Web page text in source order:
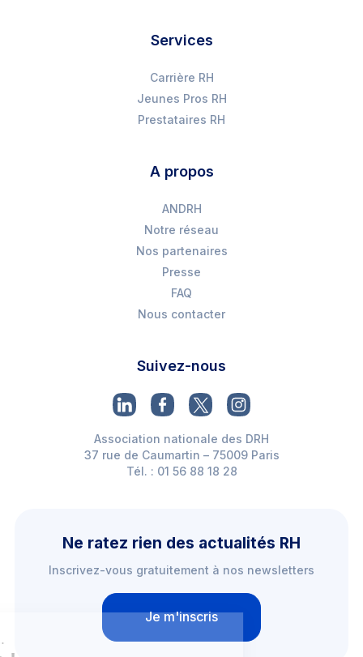
Services
Carrière RH
Jeunes Pros RH
Prestataires RH
A propos
ANDRH
Notre réseau
Nos partenaires
Presse
FAQ
Nous contacter
Suivez-nous
Association nationale des DRH
37 rue de Caumartin – 75009 Paris
Tél. : 01 56 88 18 28
Ne ratez rien des actualités RH
Inscrivez-vous gratuitement à nos newsletters
Je m'inscris
Salut c'est nous...